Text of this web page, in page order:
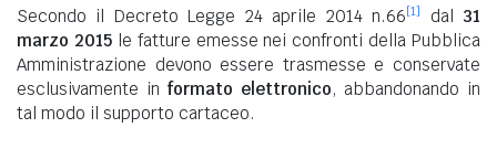
Secondo il Decreto Legge 24 aprile 2014 n.66[1] dal 31
marzo 2015le fatture emesse nei confronti della Pubblica
Amministrazione devono essere trasmesse e conservate
esclusivamente in formato elettronico, abbandonando in
tal modo il supporto cartaceo.